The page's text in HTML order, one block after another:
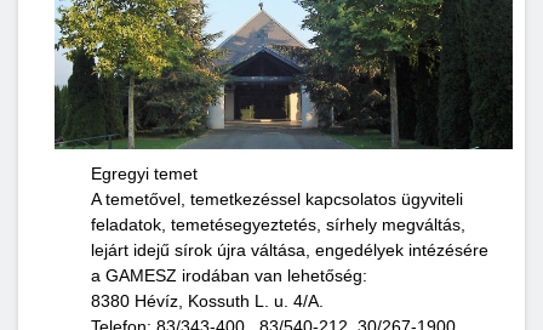
Egregyi temet
A temetővel, temetkezéssel kapcsolatos ügyviteli
feladatok, temetésegyeztetés, sírhely megváltás,
lejárt idejű sírok újra váltása, engedélyek intézésére
a GAMESZ irodában van lehetőség:
8380 Hévíz, Kossuth L. u. 4/A.